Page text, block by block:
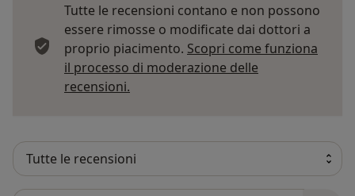
Tutte le recensioni contano e non possono
essere rimosse o modificate dai dottori a
proprio piacimento. Scopri come funziona
il processo di moderazione delle
recensioni.